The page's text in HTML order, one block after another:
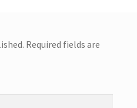
Required fields are